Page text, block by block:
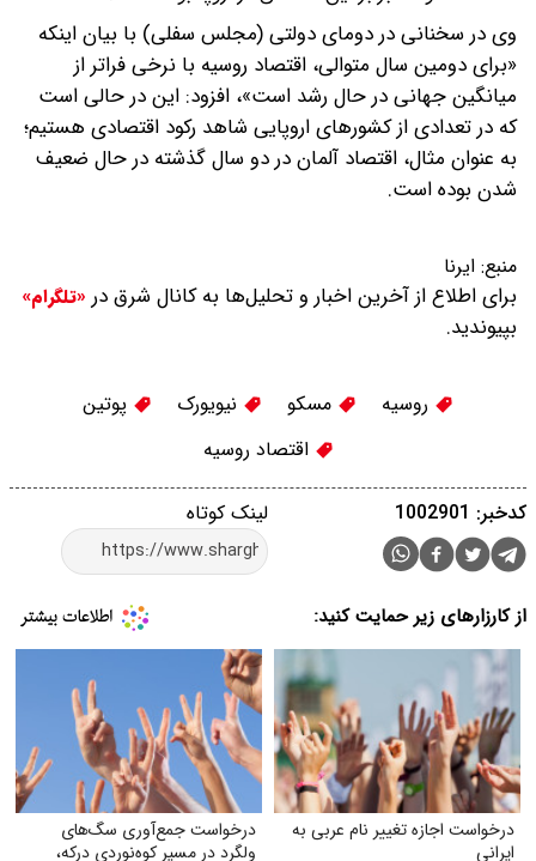
وی در سخنانی در دومای دولتی (مجلس سفلی) با بیان اینکه
«برای دومین سال متوالی، اقتصاد روسیه با نرخی فراتر از
میانگین جهانی در حال رشد است»، افزود: این در حالی است
که در تعدادی از کشورهای اروپایی شاهد رکود اقتصادی هستیم؛
به عنوان مثال، اقتصاد آلمان در دو سال گذشته در حال ضعیف
شدن بوده است.
منبع: ایرنا
برای اطلاع از آخرین اخبار و تحلیل‌ها به کانال شرق در «تلگرام»
بپیوندید.
روسیه مسکو نیویورک
پوتین
اقتصاد روسیه
لینک کوتاه کدخبر: 1002901
از کارزارهای زیر حمایت کنید:
درخواست اجازه تغییر نام عربی به
ایرانی
درخواست جمع‌آوری سگ‌های
ولگرد در مسیر کوه‌نوردی درکه،